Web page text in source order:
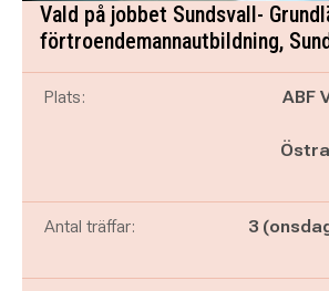
Vald på jobbet Sundsvall-
förtroendemannautbildning,
Plats:
ABF
Antal träffar:
3